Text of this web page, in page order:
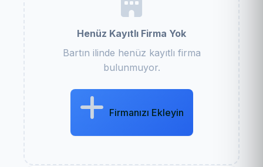
Henüz Kayıtlı Firma Yok
Bartın ilinde henüz kayıtlı firma
bulunmuyor.
Firmanızı Ekleyin